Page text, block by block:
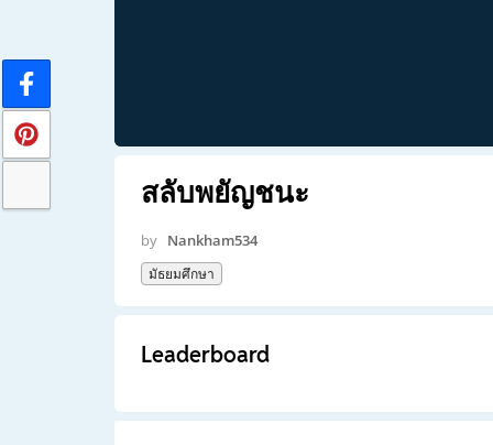
สลับพยัญชนะ
by Nankham534
มัธยมศึกษา
Leaderboard